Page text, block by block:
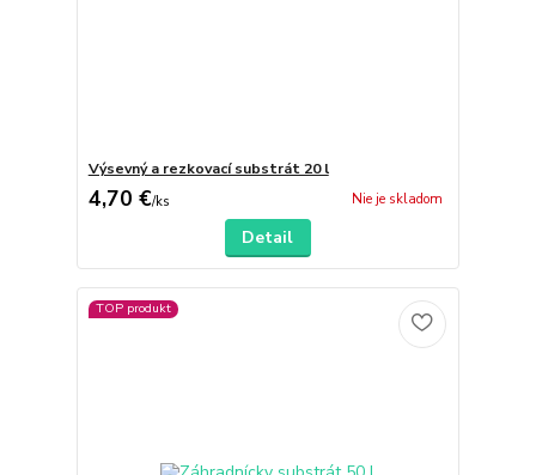
Výsevný a rezkovací substrát 20 l
4,70 €/ks Nie je skladom
Detail
TOP produkt